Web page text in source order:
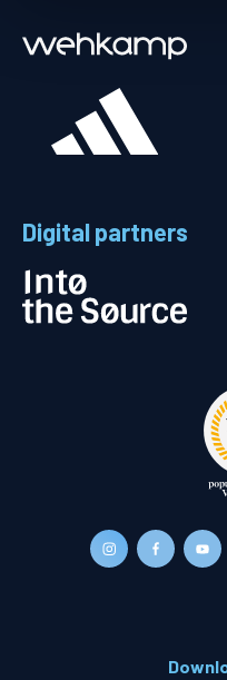
Digital partners